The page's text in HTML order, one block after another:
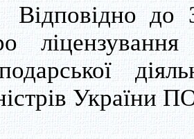
до